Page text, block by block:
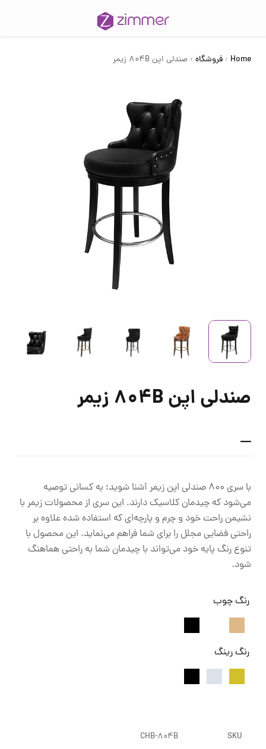
Home
/ فروشگاه / صندلی اپن 804B زیمر
صندلی اپن 804B زیمر
–
با سری 800 صندلی اپن زیمر آشنا شوید؛ به کسانی توصیه
می‌شود که چیدمان کلاسیک دارند. این سری از محصولات زیمر با
نشیمن راحت خود و چرم و پارچه‌ای که استفاده شده علاوه بر
راحتی فضایی مجلل را برای شما فراهم می‌نماید. این محصول با
تنوع رنگ پایه خود می‌تواند با چیدمان شما به راحتی هماهنگ
شود.
رنگ چوب
رنگ رینگ
SKU
CHB-804B